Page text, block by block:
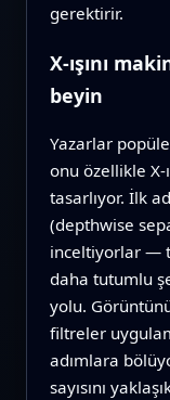
gerektirir.
X-ışını
beyin
Yazarlar
onu özellikle X-
tasarlıyor. İlk
(depthwise
inceltiyorlar —
daha tutumlu
yolu.
filtreler
adımlara
sayısını